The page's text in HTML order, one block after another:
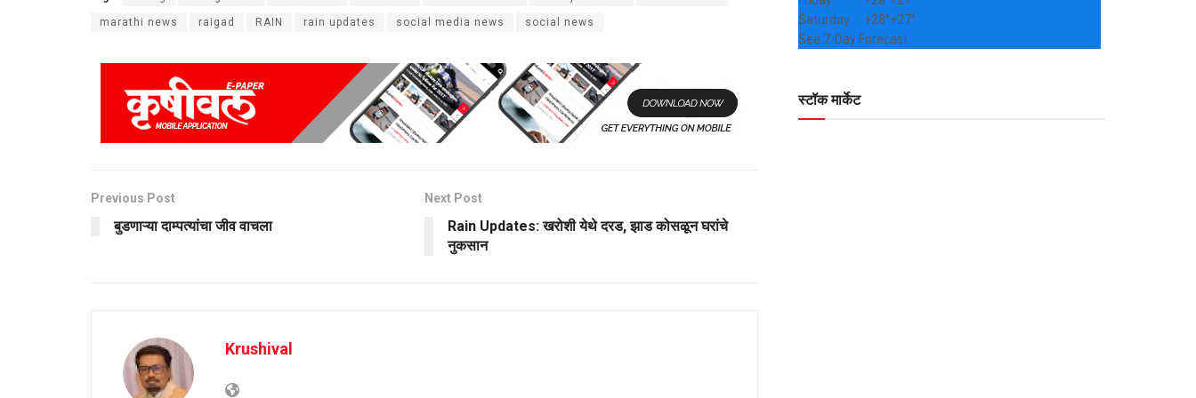
marathi news raigad RAIN rain updates social media news social news
Previous Post
बुडणाऱ्या दाम्पत्यांचा जीव वाचला
Next Post
Rain Updates: खरोशी येथे दरड, झाड कोसळून घरांचे
नुकसान
Krushival
Saturday
+28°+27°
See 7-Day Forecast
स्टॉक मार्केट